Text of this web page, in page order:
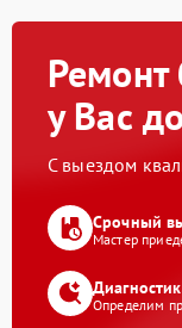
Ремонт
у Вас
С выездом
Срочный
Мастер
Определим